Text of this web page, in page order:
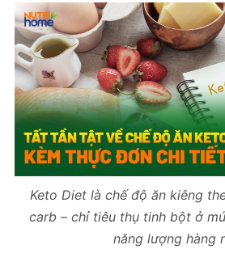
Keto Diet là chế độ ăn kiêng
carb – chỉ tiêu thụ tinh bột ở
năng lượng hàng